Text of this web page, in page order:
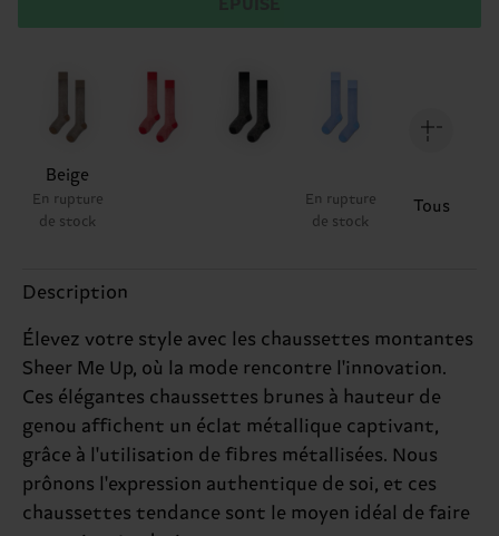
Beige
En rupture
de stock
En rupture
de stock
Tous
Description
Élevez votre style avec les chaussettes montantes
Sheer Me Up, où la mode rencontre l'innovation.
Ces élégantes chaussettes brunes à hauteur de
genou affichent un éclat métallique captivant,
grâce à l'utilisation de fibres métallisées. Nous
prônons l'expression authentique de soi, et ces
chaussettes tendance sont le moyen idéal de faire